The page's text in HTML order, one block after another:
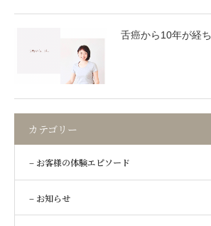
舌癌から10年が経ち
カテゴリー
– お客様の体験エピソード
– お知らせ